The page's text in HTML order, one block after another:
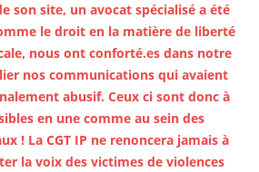
son site, un avocat spécialisé a été
le droit en la matière de liberté
nous ont conforté.es dans notre
nos communications qui avaient
abusif. Ceux ci sont donc à
en une comme au sein des
! La CGT IP ne renoncera jamais à
la voix des victimes de violences